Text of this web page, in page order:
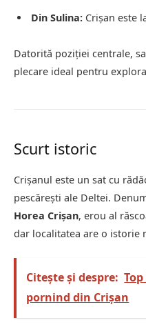
Din Sulina: Crișan este
Datorită poziției centrale,
plecare ideal pentru
Scurt istoric
Crișanul este un sat cu
pescărești ale Deltei.
Horea Crișan, erou al
dar localitatea are o istorie
Citește și despre:
pornind din Crișan